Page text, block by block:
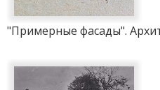
"Примерные фасады".